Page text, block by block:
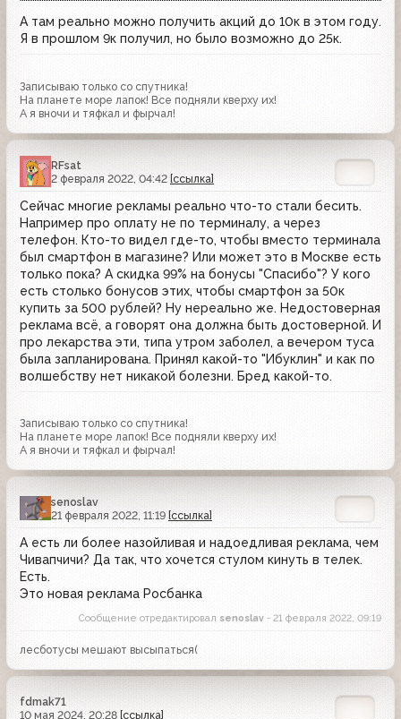
А там реально можно получить акций до 10к в этом году.
Я в прошлом 9к получил, но было возможно до 25к.
Записываю только со спутника!
На планете море лапок! Все подняли кверху их!
А я вночи и тяфкал и фырчал!
RFsat
2 февраля 2022, 04:42 [ссылка]
Сейчас многие рекламы реально что-то стали бесить.
Например про оплату не по терминалу, а через
телефон. Кто-то видел где-то, чтобы вместо терминала
был смартфон в магазине? Или может это в Москве есть
только пока? А скидка 99% на бонусы "Спасибо"? У кого
есть столько бонусов этих, чтобы смартфон за 50к
купить за 500 рублей? Ну нереально же. Недостоверная
реклама всё, а говорят она должна быть достоверной. И
про лекарства эти, типа утром заболел, а вечером туса
была запланирована. Принял какой-то "Ибуклин" и как по
волшебству нет никакой болезни. Бред какой-то.
Записываю только со спутника!
На планете море лапок! Все подняли кверху их!
А я вночи и тяфкал и фырчал!
senoslav
21 февраля 2022, 11:19 [ссылка]
А есть ли более назойливая и надоедливая реклама, чем
Чивапчичи? Да так, что хочется стулом кинуть в телек.
Есть.
Это новая реклама Росбанка
Сообщение отредактировал senoslav - 21 февраля 2022, 09:19
лесботусы мешают высыпаться(
fdmak71
10 мая 2024, 20:28 [ссылка]